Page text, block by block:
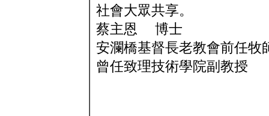
社會大眾共享。
蔡主恩 博士
安瀾橋基督長老教會前任牧
曾任致理技術學院副教授